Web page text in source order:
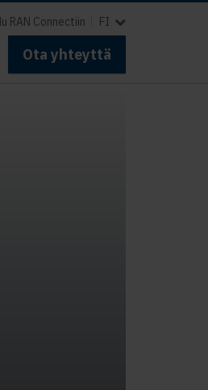
Ota yhteyttä
RAN Connectiin FI